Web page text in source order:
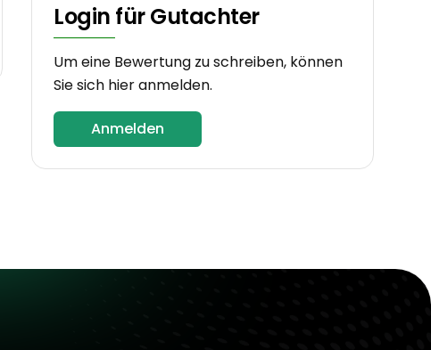
Login für Gutachter
Um eine Bewertung zu schreiben, können
Sie sich hier anmelden.
Anmelden